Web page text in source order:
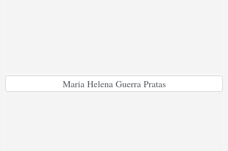
Maria Helena Guerra Pratas